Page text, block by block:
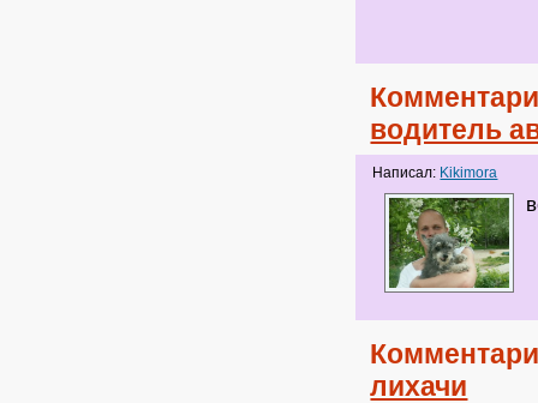
водитель
Написал: Kikimora
лихачи